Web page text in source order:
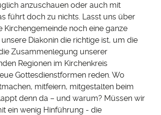
anzuschauen oder auch mit
führt doch zu nichts. Lasst uns über
Kirchengemeinde noch eine ganze
Diakonin die richtige ist, um die
Zusammenlegung unserer
Regionen im Kirchenkreis
Gottesdienstformen reden. Wo
mitfeiern, mitgestalten beim
denn da – und warum? Müssen wir
ein wenig Hinführung - die